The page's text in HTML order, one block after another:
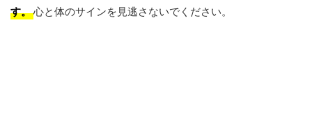
す。心と体のサインを見逃さないでください。